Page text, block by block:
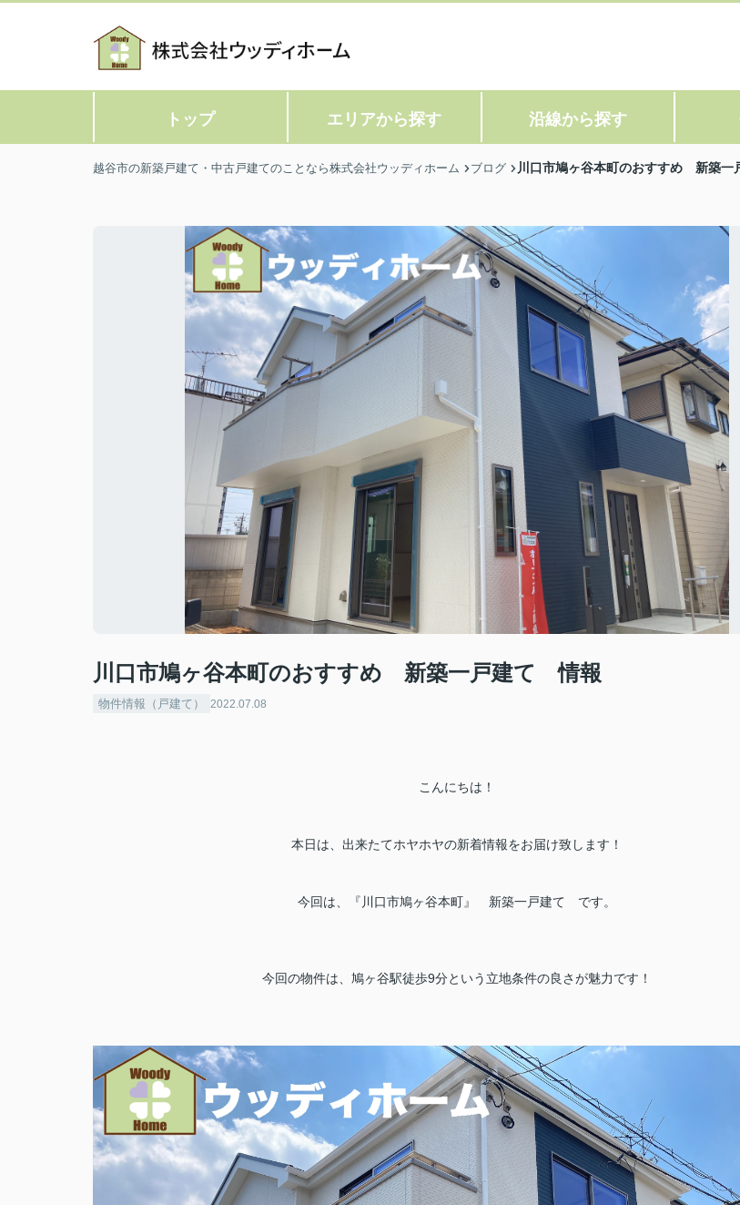
トップ エリアから探す 沿線から探す
越谷市の新築戸建て・中古戸建てのことなら株式会社ウッディホーム ブログ 川口市鳩ヶ谷本町のおすすめ 新築
川口市鳩ヶ谷本町のおすすめ 新築一戸建て 情報
物件情報（戸建て） 2022.07.08
こんにちは！
本日は、出来たてホヤホヤの新着情報をお届け致します！
今回は、『川口市鳩ヶ谷本町』 新築一戸建て です。
今回の物件は、鳩ヶ谷駅徒歩9分という立地条件の良さが魅力です！